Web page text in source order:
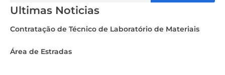
Ultimas Noticias
Contratação de Técnico de Laboratório de Materiais
Área de Estradas